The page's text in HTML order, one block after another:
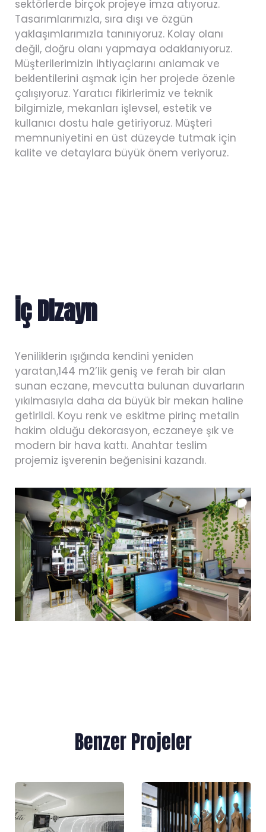
sektörlerde birçok projeye imza atıyoruz.
Tasarımlarımızla, sıra dışı ve özgün
yaklaşımlarımızla tanınıyoruz. Kolay olanı
değil, doğru olanı yapmaya odaklanıyoruz.
Müşterilerimizin ihtiyaçlarını anlamak ve
beklentilerini aşmak için her projede özenle
çalışıyoruz. Yaratıcı fikirlerimiz ve teknik
bilgimizle, mekanları işlevsel, estetik ve
kullanıcı dostu hale getiriyoruz. Müşteri
memnuniyetini en üst düzeyde tutmak için
kalite ve detaylara büyük önem veriyoruz.
İç Dizayn
Yeniliklerin ışığında kendini yeniden
yaratan,144 m2’lik geniş ve ferah bir alan
sunan eczane, mevcutta bulunan duvarların
yıkılmasıyla daha da büyük bir mekan haline
getirildi. Koyu renk ve eskitme pirinç metalin
hakim olduğu dekorasyon, eczaneye şık ve
modern bir hava kattı. Anahtar teslim
projemiz işverenin beğenisini kazandı.
Benzer Projeler